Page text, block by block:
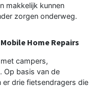
makkelijk kunnen
zorgen onderweg.
Home Repairs
campers,
Op basis van de
er drie fietsendragers die